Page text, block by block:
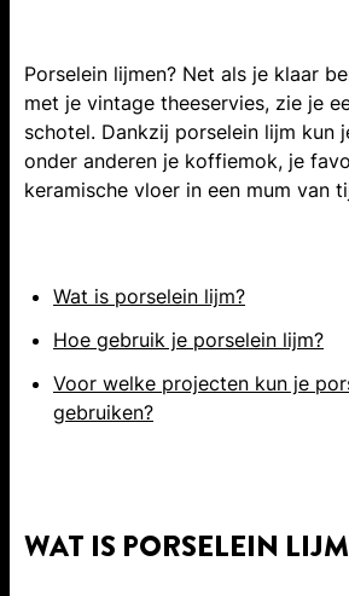
Porselein lijmen? Net als je klaar
met je vintage theeservies, zie je
schotel. Dankzij porselein lijm kun
onder anderen je koffiemok, je
keramische vloer in een mum van
Wat is porselein lijm?
Hoe gebruik je porselein lijm?
Voor welke projecten kun je
gebruiken?
WAT IS PORSELEIN